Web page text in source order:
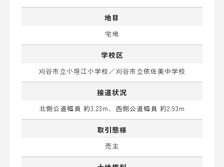
地目
宅地
学校区
刈谷市立小垣江小学校／刈谷市立依佐美中学校
接道状況
北側公道幅員 約3.23m、西側公道幅員 約2.93m
取引態様
売主